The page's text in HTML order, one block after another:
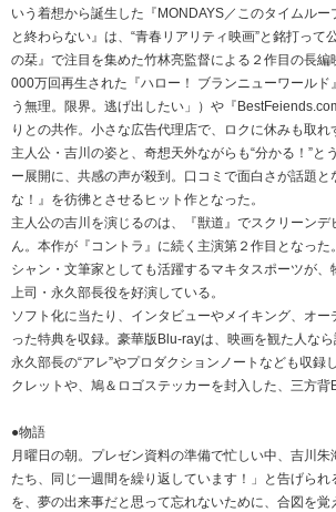
いう着想から誕生した『MONDAYS／このタイムル
と終わらない』は、“青春リアリティ映画”と銘打って
の栞』で注目を集めた竹林亮監督による２作目の長
000万回再生された『ハロー！ ブランニューワールド
う無理。限界。逃げ出したい」）や『
りとの共作。小さな広告代理店で、ロクに休みも取
主人公・吉川の姿と、奇想天外ながらも“分かる！”と
ー展開に、共感の声が殺到。口コミで面白さが話題と
な！』を彷彿とさせるヒット作となった。
主人公の吉川を演じるのは、『獣道』でスクリーン
ん。本作が『コントラ』に続く主演第２作目となった
シャン・文筆家としても活躍するマキタスポーツが
上司・永久部長役を好演している。
ソフト化に当たり、インタビューやメイキング、オ
った特典を収録。豪華版Blu-rayは、映画を観た人な
永久部長の“アレ”やプロダクションノートなども収録
クレットや、鳩＆ロゴステッカーを封入した、三方背
●物語
月曜日の朝。プレゼン資料の準備で忙しい中、吉川
たち、同じ一週間を繰り返しています！」と告げら
を、夢の出来事だと思って忘れないために、合図を覚